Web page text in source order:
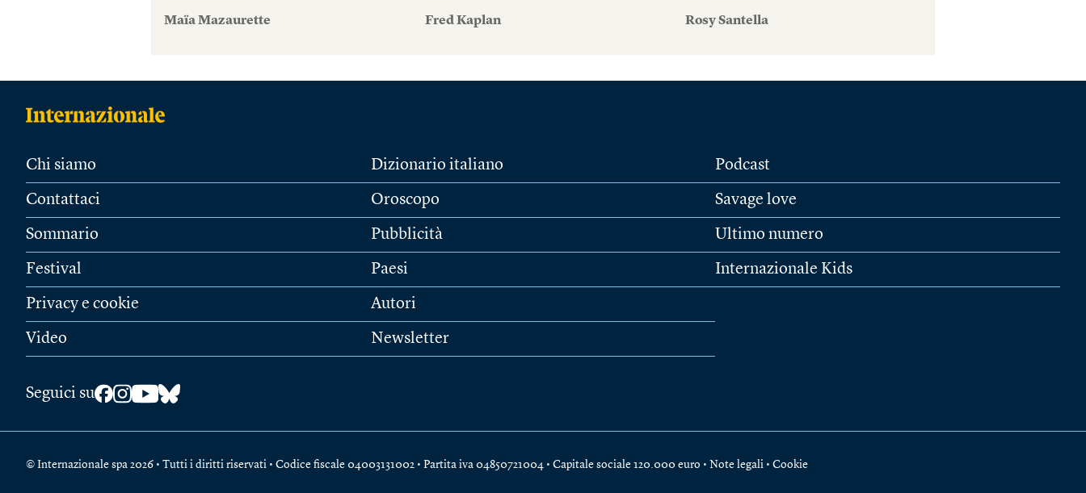
Maïa Mazaurette Fred Kaplan Rosy Santella
Chi siamo
Contattaci
Sommario
Festival
Privacy e cookie
Video
Dizionario italiano
Oroscopo
Pubblicità
Paesi
Autori
Newsletter
Podcast
Savage love
Ultimo numero
Internazionale Kids
Seguici su
© Internazionale spa 2026 • Tutti i diritti riservati • Codice fiscale 04003131002 • Partita iva 04850721004 • Capitale sociale 120.000 euro • Note legali • Cookie